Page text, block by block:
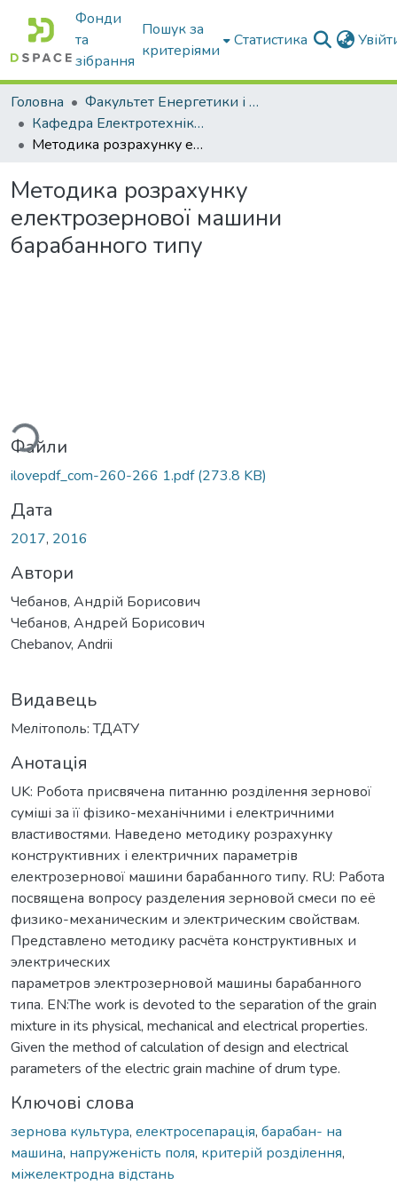
Фонди
та
зібрання
Пошук за
критеріями
Статистика
Головна
Факультет Енергетики і комп'ютерних технологій
Кафедра Електротехніки і електромеханіки ім. проф. В.В. Овчарова
Методика розрахунку електрозернової машини барабанного типу
Методика розрахунку
електрозернової машини
барабанного типу
Файли
ilovepdf_com-260-266 1.pdf(273.8 KB)
Дата
2017, 2016
Автори
Чебанов, Андрій Борисович
Чебанов, Андрей Борисович
Chebanov, Andrii
Видавець
Мелітополь: ТДАТУ
Анотація
UK: Робота присвячена питанню розділення зернової
суміші за її фізико-механічними і електричними
властивостями. Наведено методику розрахунку
конструктивних і електричних параметрів
електрозернової машини барабанного типу. RU: Работа
посвящена вопросу разделения зерновой смеси по её
физико-механическим и электрическим свойствам.
Представлено методику расчёта конструктивных и
электрических
параметров электрозерновой машины барабанного
типа. EN:The work is devoted to the separation of the grain
mixture in its physical, mechanical and electrical properties.
Given the method of calculation of design and electrical
parameters of the electric grain machine of drum type.
Ключові слова
зернова культура, електросепарація, барабан- на
машина, напруженість поля, критерій розділення,
міжелектродна відстань